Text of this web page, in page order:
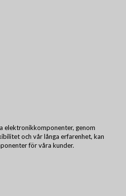
elektronikkomponenter, genom
och vår långa erfarenhet, kan
för våra kunder.